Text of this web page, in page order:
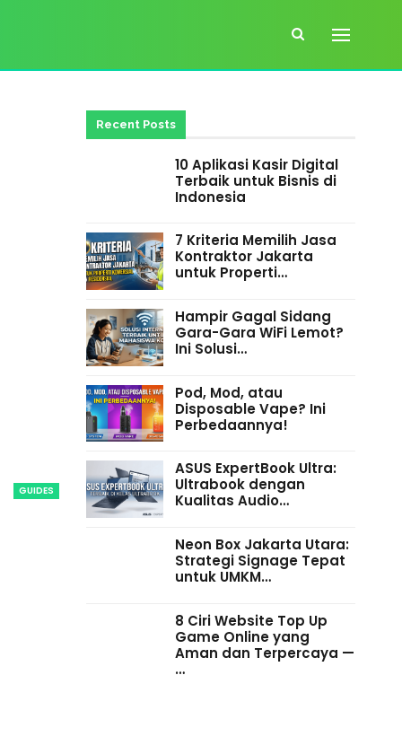
GUIDES
Recent Posts
10 Aplikasi Kasir Digital
Terbaik untuk Bisnis di
Indonesia
7 Kriteria Memilih Jasa
Kontraktor Jakarta
untuk Properti…
Hampir Gagal Sidang
Gara-Gara WiFi Lemot?
Ini Solusi…
Pod, Mod, atau
Disposable Vape? Ini
Perbedaannya!
ASUS ExpertBook Ultra:
Ultrabook dengan
Kualitas Audio…
Neon Box Jakarta Utara:
Strategi Signage Tepat
untuk UMKM…
8 Ciri Website Top Up
Game Online yang
Aman dan Terpercaya —
…